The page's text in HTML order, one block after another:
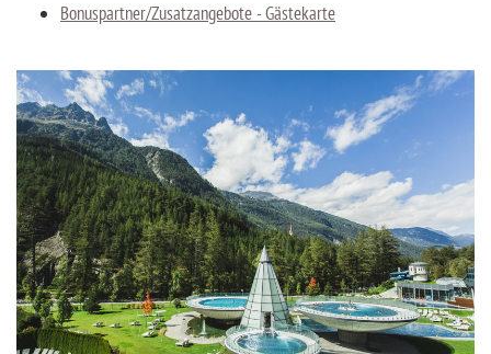
Bonuspartner/Zusatzangebote - Gästekarte